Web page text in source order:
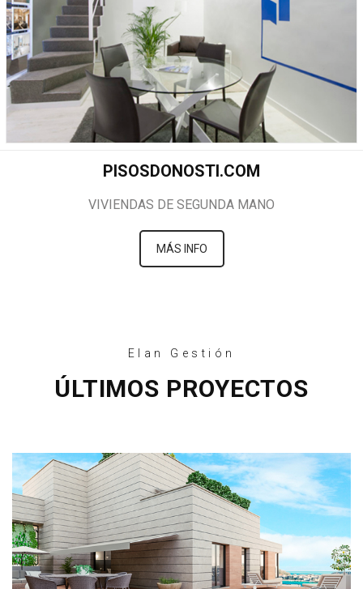
PISOSDONOSTI.COM
VIVIENDAS DE SEGUNDA MANO
MÁS INFO
Elan Gestión
ÚLTIMOS PROYECTOS